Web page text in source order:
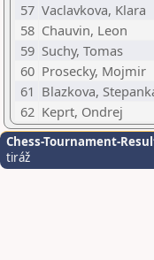
57 Vaclavkova, Klara
58 Chauvin, Leon
59 Suchy, Tomas
60 Prosecky, Mojmir
61 Blazkova,
62 Keprt, Ondrej
Chess-Tournament-
tiráž